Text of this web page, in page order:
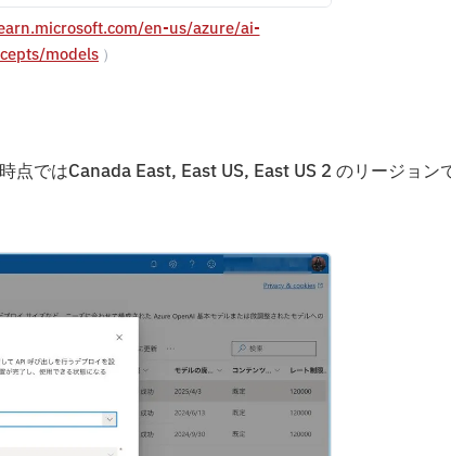
en-us/azure/ai-
models ）
点ではCanada East, East US, East US 2 のリージョン